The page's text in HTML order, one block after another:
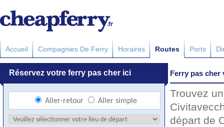
Accueil Compagnies De Ferry Horaires Routes Ports
Ferry pas cher
Trouvez
départ de